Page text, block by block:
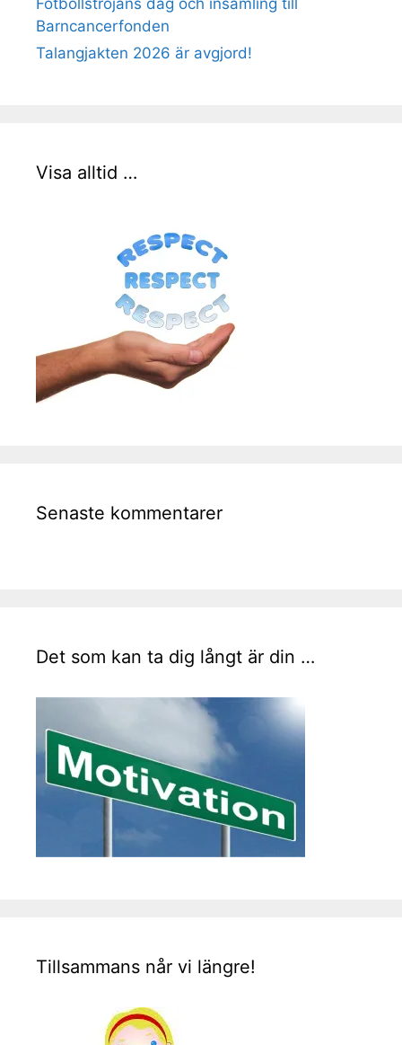
Barncancerfonden
Talangjakten 2026 är avgjord!
Visa alltid …
Senaste kommentarer
Det som kan ta dig långt är din …
Tillsammans når vi längre!